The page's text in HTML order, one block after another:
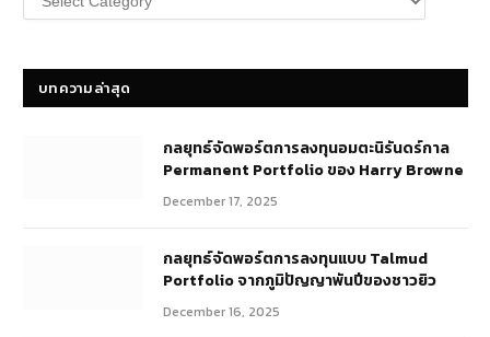
หมู่
บทความล่าสุด
กลยุทธ์​จัดพอร์ตการลงทุนอมตะนิรันดร์กาล
Permanent Portfolio ของ Harry Browne
December 17, 2025
กลยุทธ์จัดพอร์ตการลงทุนแบบ Talmud
Portfolio จากภูมิปัญญาพันปีของชาวยิว
December 16, 2025